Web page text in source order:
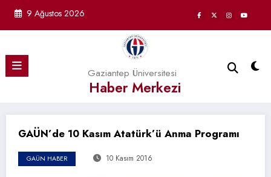
9 Ağustos 2026
Gaziantep Üniversitesi
Haber Merkezi
GAÜN’de 10 Kasım Atatürk’ü Anma Programı
GAÜN HABER 10 Kasım 2016